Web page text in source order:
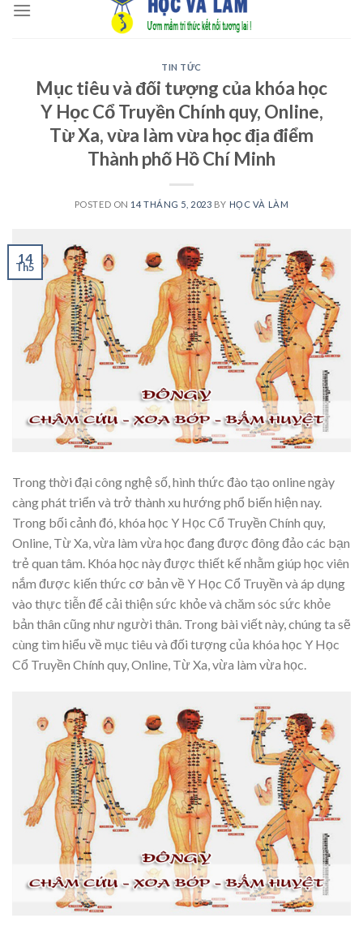
TIN TỨC
Mục tiêu và đối tượng của khóa học
Y Học Cổ Truyền Chính quy, Online,
Từ Xa, vừa làm vừa học địa điểm
Thành phố Hồ Chí Minh
POSTED ON 14 THÁNG 5, 2023 BY HỌC VÀ LÀM
14
Th5
Trong thời đại công nghệ số, hình thức đào tạo online ngày
càng phát triển và trở thành xu hướng phổ biến hiện nay.
Trong bối cảnh đó, khóa học Y Học Cổ Truyền Chính quy,
Online, Từ Xa, vừa làm vừa học đang được đông đảo các bạn
trẻ quan tâm. Khóa học này được thiết kế nhằm giúp học viên
nắm được kiến thức cơ bản về Y Học Cổ Truyền và áp dụng
vào thực tiễn để cải thiện sức khỏe và chăm sóc sức khỏe
bản thân cũng như người thân. Trong bài viết này, chúng ta sẽ
cùng tìm hiểu về mục tiêu và đối tượng của khóa học Y Học
Cổ Truyền Chính quy, Online, Từ Xa, vừa làm vừa học.